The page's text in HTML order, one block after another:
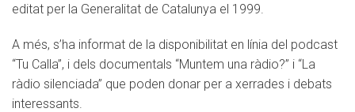
editat per la Generalitat de Catalunya el 1999.
A més, s’ha informat de la disponibilitat en línia del podcast
“Tu Calla”, i dels documentals “Muntem una ràdio?” i “La
ràdio silenciada” que poden donar per a xerrades i debats
interessants.